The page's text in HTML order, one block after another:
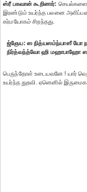
ஸ்ரீ பகவான் கூறினார்: செயல்களை
இரண்டும் உயர்ந்த பலனை
கர்மயோகம் சிறந்தது.
ஜ்ஞேய: ஸ நித்யஸம்ந்யாஸீ யோ ந
நிர்த்வந்த்வோ ஹி மஹாபாஹோ
பெருந்தோள் உடையவனே ! யார்
உயர்ந்த துறவி. ஏனெனில்